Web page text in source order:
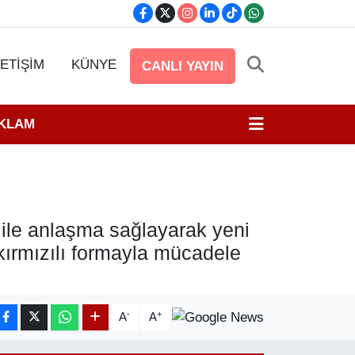
KÜNYE CANLI YAYIN
anlaşma sağlayarak yeni
formayla mücadele
A- A+